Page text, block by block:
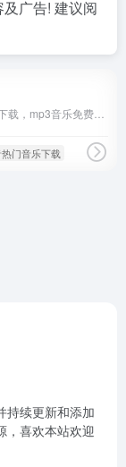
广告! 建议阅
门音乐下载
持续更新和添加
，喜欢本站欢迎